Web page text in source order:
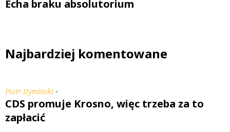
Echa braku absolutorium
Najbardziej komentowane
Piotr Dymiński -
CDS promuje Krosno, więc trzeba za to
zapłacić